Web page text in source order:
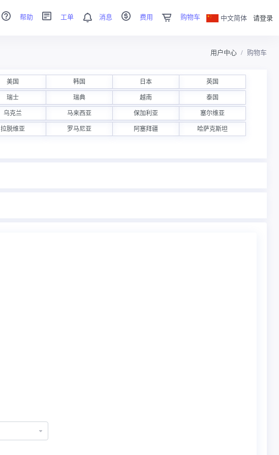
帮助 工单 消息 费用 购物车 中文简体 请登录
用户中心 购物车
美国 韩国 日本 英国
瑞士 瑞典 越南 泰国
乌克兰 马来西亚 保加利亚 塞尔维亚
拉脱维亚 罗马尼亚 阿塞拜疆 哈萨克斯坦